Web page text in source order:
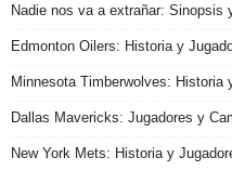
Nadie nos va a extrañar: Sinopsis
Edmonton Oilers: Historia y
Minnesota Timberwolves: Historia
Dallas Mavericks: Jugadores y
New York Mets: Historia y